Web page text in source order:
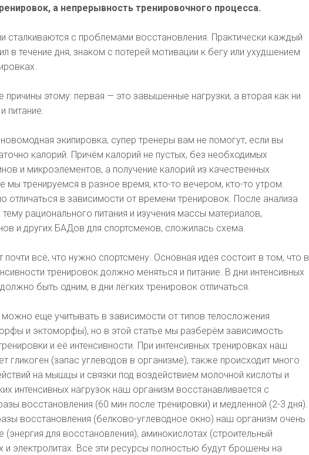
а непрерывность тренировочного процесса.
сталкиваются с проблемами восстановления. Практически каждый
в течение дня, знаком с потерей мотивации к бегу или ухудшением
этому: первая — это завышенные нагрузки, а вторая как ни
питание.
экипировка, супер тренеры вам не помогут, если вы
калорий. Причём калорий не пустых, без необходимых
и микроэлементов, а получение калорий из качественных
мы тренируемся в разное время, кто-то вечером, кто-то утром.
отличаться в зависимости от времени тренировок. После анализа
рационального питания и изучения массы материалов,
и других БАДов для спортсменов, сложилась схема.
почти всё, что нужно спортсмену. Основная идея состоит в том, что в
тренировок должно меняться и питание. В дни интенсивных
быть одним, в дни лёгких тренировок отличаться.
можно еще учитывать в зависимости от типов телосложения
и эктоморфы), но в этой статье мы разберём зависимость
и её интенсивности. При интенсивных тренировках наш
гликоген (запас углеводов в организме), также происходит много
на мышцы и связки под воздействием молочной кислоты и
интенсивных нагрузок наш организм восстанавливается с
восстановления (60 мин после тренировки) и медленной (2-3 дня).
восстановления (белково-углеводное окно) наш организм очень
(энергия для восстановления), аминокислотах (строительный
и электролитах. Все эти ресурсы полностью будут брошены на